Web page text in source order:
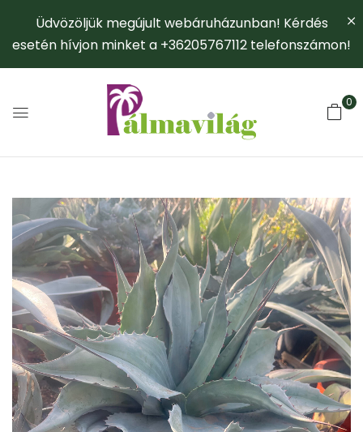
Üdvözöljük megújult webáruházunban! Kérdés
esetén hívjon minket a +36205767112 telefonszámon!
0